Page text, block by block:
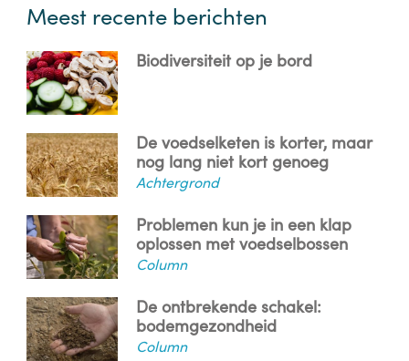
Meest recente berichten
Biodiversiteit op je bord
De voedselketen is korter, maar
nog lang niet kort genoeg
Achtergrond
Problemen kun je in een klap
oplossen met voedselbossen
Column
De ontbrekende schakel:
bodemgezondheid
Column